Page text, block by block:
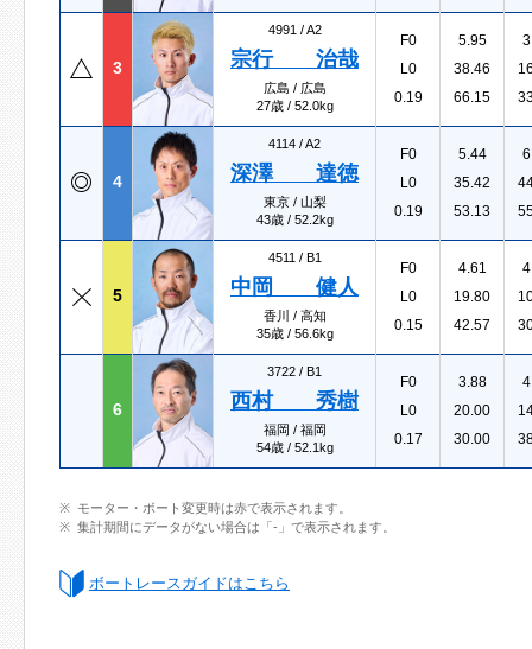
3
4991 /A2
宗行 治哉
広島 / 広島
27歳 / 52.0kg
F0
L0
0.19
5.95
38.46
66.15
4
4114 /A2
深澤 達徳
東京 / 山梨
43歳 / 52.2kg
F0
L0
0.19
5.44
35.42
53.13
5
4511 / B1
中岡 健人
香川 / 高知
35歳 / 56.6kg
F0
L0
0.15
4.61
19.80
42.57
6
3722 / B1
西村 秀樹
福岡 / 福岡
54歳 / 52.1kg
F0
L0
0.17
3.88
20.00
30.00
モーター・ボート変更時は赤で表示されます。
集計期間にデータがない場合は「-」で表示されます。
ボートレースガイドはこちら